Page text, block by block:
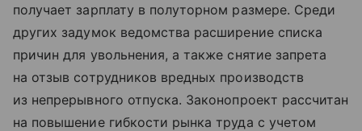
получает зарплату в полуторном размере. Среди
других задумок ведомства расширение списка
причин для увольнения, а также снятие запрета
на отзыв сотрудников вредных производств
из непрерывного отпуска. Законопроект рассчитан
на повышение гибкости рынка труда с учетом